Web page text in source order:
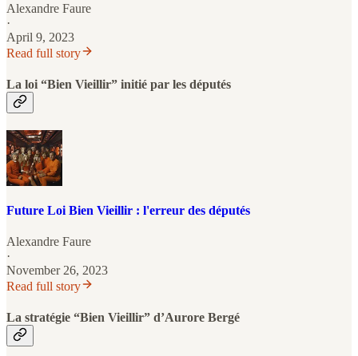
Alexandre Faure
·
April 9, 2023
Read full story
La loi “Bien Vieillir” initié par les députés
Future Loi Bien Vieillir : l'erreur des députés
Alexandre Faure
·
November 26, 2023
Read full story
La stratégie “Bien Vieillir” d’Aurore Bergé